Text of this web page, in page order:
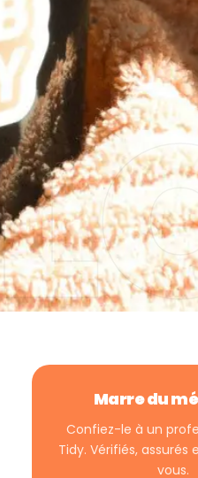
Marre du
Confiez-le à un
Tidy. Vérifiés, assurés
vous.